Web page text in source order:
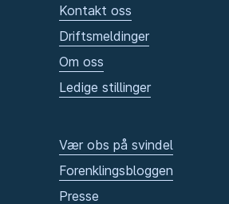
Kontakt oss
Driftsmeldinger
Om oss
Ledige stillinger
Vær obs på svindel
Forenklingsbloggen
Presse